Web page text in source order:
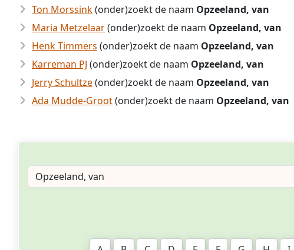
Ton Morssink(onder)zoekt de naam Opzeeland, van
Maria Metzelaar(onder)zoekt de naam Opzeeland, van
Henk Timmers (onder)zoekt de naam Opzeeland, van
Karreman PJ (onder)zoekt de naam Opzeeland, van
Jerry Schultze(onder)zoekt de naam Opzeeland, van
Ada Mudde-Groot(onder)zoekt de naam Opzeeland, van